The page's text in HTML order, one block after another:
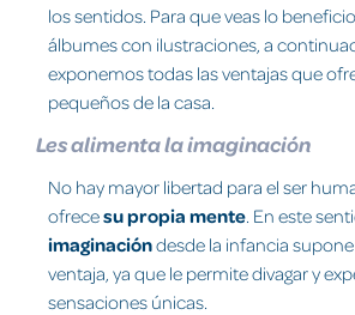
los sentidos. Para que veas lo
álbumes con ilustraciones, a
exponemos todas las ventajas que
pequeños de la casa.
Les alimenta la imaginación
No hay mayor libertad para el ser
ofrecesu propia mente . En este
imaginacióndesde la infancia
ventaja, ya que le permite divagar y
sensaciones únicas.